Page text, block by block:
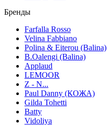
Бренды
Farfalla Rosso
Velina Fabbiano
Polina & Eiterou (Balina)
B.Oalengi (Balina)
Applaud
LEMOOR
Z - N...
Paul Danny (КОЖА)
Gilda Tohetti
Batty
Vidoliya